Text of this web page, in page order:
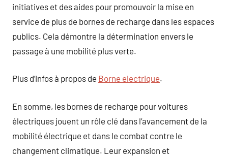
initiatives et des aides pour promouvoir la mise en
service de plus de bornes de recharge dans les espaces
publics. Cela démontre la détermination envers le
passage à une mobilité plus verte.
Plus d’infos à propos de Borne electrique.
En somme, les bornes de recharge pour voitures
électriques jouent un rôle clé dans l’avancement de la
mobilité électrique et dans le combat contre le
changement climatique. Leur expansion et